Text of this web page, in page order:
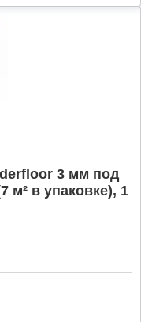
3 мм под
м² в упаковке), 1